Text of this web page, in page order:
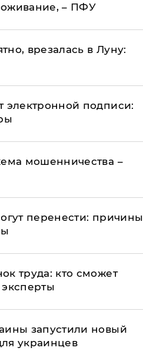
– ПФУ
врезалась в Луну:
электронной подписи:
мошенничества –
перенести: причины
труда: кто сможет
эксперты
запустили новый
украинцев